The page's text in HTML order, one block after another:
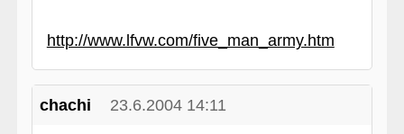
http://www.lfvw.com/five_man_army.htm
chachi 23.6.2004 14:11